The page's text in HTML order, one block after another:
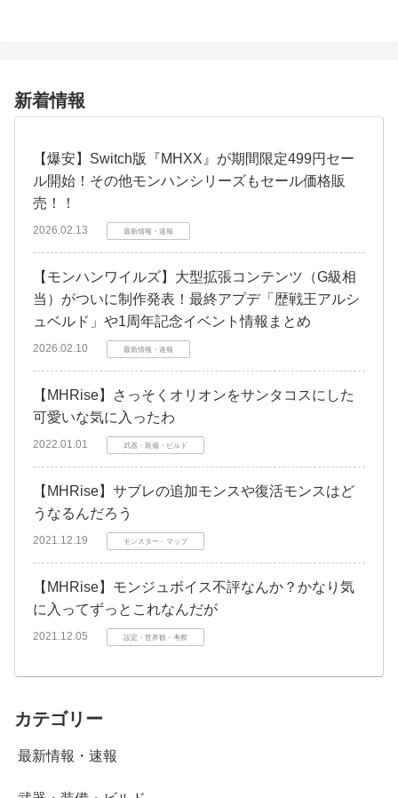
新着情報
【爆安】Switch版『MHXX』が期間限定499円セー
ル開始！その他モンハンシリーズもセール価格販
売！！
2026.02.13 最新情報・速報
【モンハンワイルズ】大型拡張コンテンツ（G級相
当）がついに制作発表！最終アプデ「歴戦王アルシ
ュベルド」や1周年記念イベント情報まとめ
2026.02.10 最新情報・速報
【MHRise】さっそくオリオンをサンタコスにした
可愛いな気に入ったわ
2022.01.01 武器・装備・ビルド
【MHRise】サブレの追加モンスや復活モンスはど
うなるんだろう
2021.12.19 モンスター・マップ
【MHRise】モンジュボイス不評なんか？かなり気
に入ってずっとこれなんだが
2021.12.05 設定・世界観・考察
カテゴリー
最新情報・速報